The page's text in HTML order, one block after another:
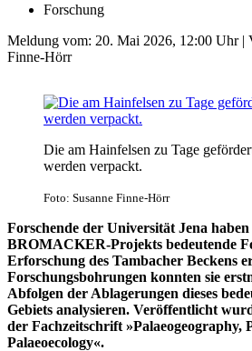
Forschung
Meldung vom: 20. Mai 2026, 12:00 Uhr|
Finne-Hörr
Die am Hainfelsen zu Tage
werden verpackt.
Foto: Susanne Finne-Hörr
Forschende der Universität Jena
BROMACKER-Projekts bedeutende
Erforschung des Tambacher Beckens
Forschungsbohrungen konnten sie
Abfolgen der Ablagerungen dieses
Gebiets analysieren. Veröffentlicht
der Fachzeitschrift »Palaeogeography,
Palaeoecology«.